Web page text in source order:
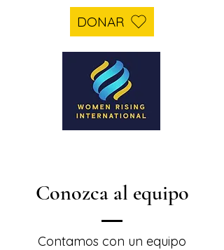
DONAR
Conozca al equipo
Contamos con un equipo